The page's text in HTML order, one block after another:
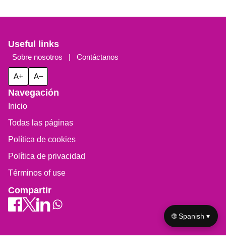
Useful links
Sobre nosotros | Contáctanos
A+ A–
Navegación
Inicio
Todas las páginas
Política de cookies
Política de privacidad
Términos of use
Compartir
🌐 Spanish ▾